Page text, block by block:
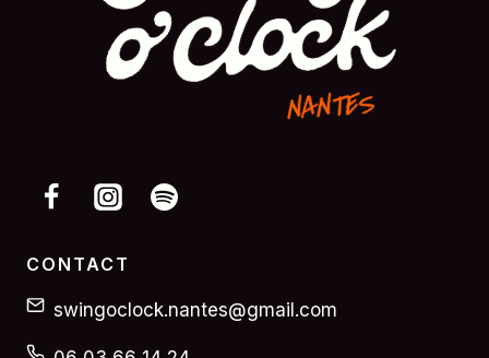
CONTACT
swingoclock.nantes@gmail.com